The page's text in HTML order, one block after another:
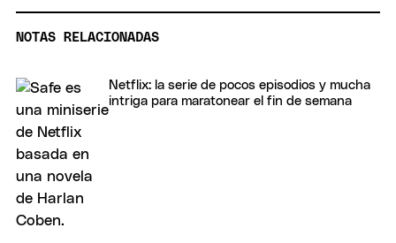
NOTAS RELACIONADAS
Netflix: la serie de pocos episodios y mucha
intriga para maratonear el fin de semana